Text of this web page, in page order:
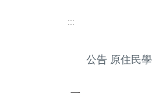
:::
公告 原住民